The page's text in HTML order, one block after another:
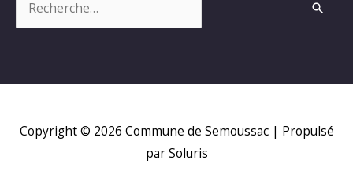
Copyright © 2026 Commune de Semoussac| Propulsé
par Soluris